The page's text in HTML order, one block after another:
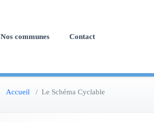
Nos communes Contact
Accueil / Le Schéma Cyclable